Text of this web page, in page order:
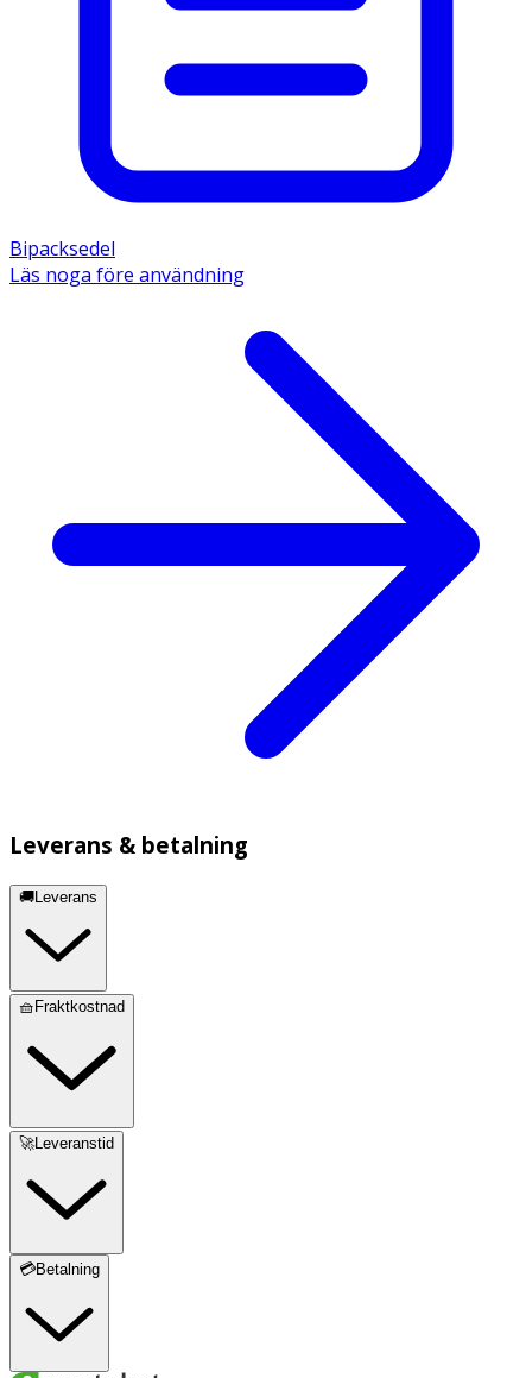
Bipacksedel
Läs noga före användning
Leverans & betalning
🚚Leverans
🧺Fraktkostnad
🚀Leveranstid
💳Betalning